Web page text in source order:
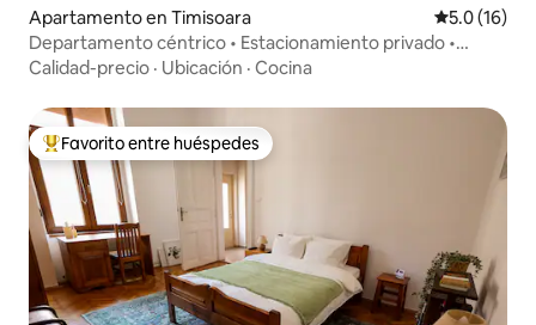
Apartamento en Timisoara Calificación
5.0 (16)
Departamento céntrico • Estacionamiento privado •
Balcón
Calidad-precio · Ubicación · Cocina
Favorito entre huéspedes preferido
Favorito entre huéspedes